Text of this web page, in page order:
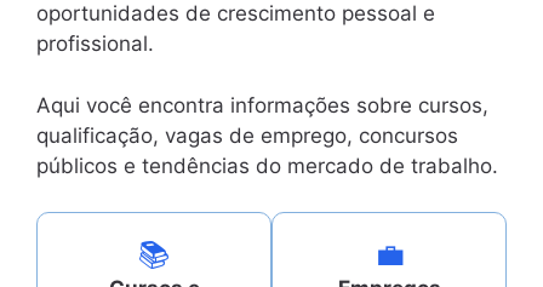
oportunidades de crescimento pessoal e
profissional.
Aqui você encontra informações sobre cursos,
qualificação, vagas de emprego, concursos
públicos e tendências do mercado de trabalho.
📚 💼